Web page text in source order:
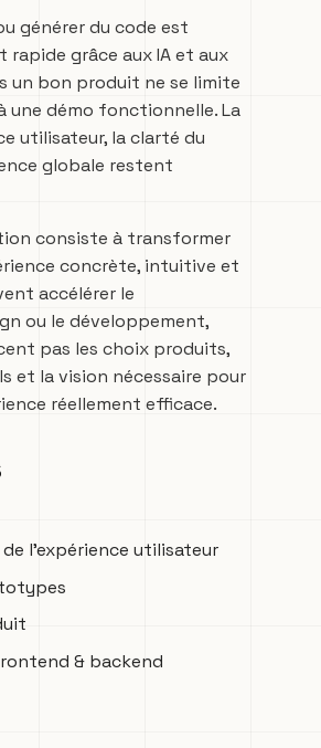
générer du code est
rapide grâce aux IA et aux
un bon produit ne se limite
une démo fonctionnelle. La
utilisateur, la clarté du
globale restent
consiste à transformer
concrète, intuitive et
accélérer le
ou le développement,
pas les choix produits,
et la vision nécessaire pour
réellement efficace.
l’expérience utilisateur
& backend